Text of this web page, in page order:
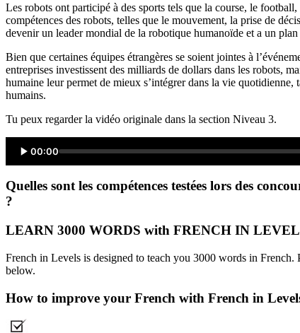
Les robots ont participé à des sports tels que la course, le
compétences des robots, telles que le mouvement, la prise de
devenir un leader mondial de la robotique humanoïde et a un
Bien que certaines équipes étrangères se soient jointes à
entreprises investissent des milliards de dollars dans les robots,
humaine leur permet de mieux s’intégrer dans la vie quotidienne,
humains.
Tu peux regarder la vidéo originale dans la section Niveau 3.
00:00
Quelles sont les compétences testées lors des
?
LEARN 3000 WORDS with FRENCH IN
French in Levels is designed to teach you 3000 words in French.
below.
How to improve your French with French in